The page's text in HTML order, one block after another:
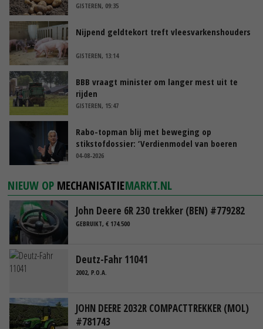
GISTEREN, 09:35
Nijpend geldtekort treft vleesvarkenshouders
GISTEREN, 13:14
BBB vraagt minister om langer mest uit te
rijden
GISTEREN, 15:47
Rabo-topman blij met beweging op
stikstofdossier: ‘Verdienmodel van boeren
blijft cruciaal’
04-08-2026
NIEUW OP MECHANISATIEMARKT.NL
John Deere 6R 230 trekker (BEN) #779282
GEBRUIKT, € 174.500
Deutz-Fahr 11041
2002, P.O.A.
JOHN DEERE 2032R COMPACTTREKKER (MOL)
#781743